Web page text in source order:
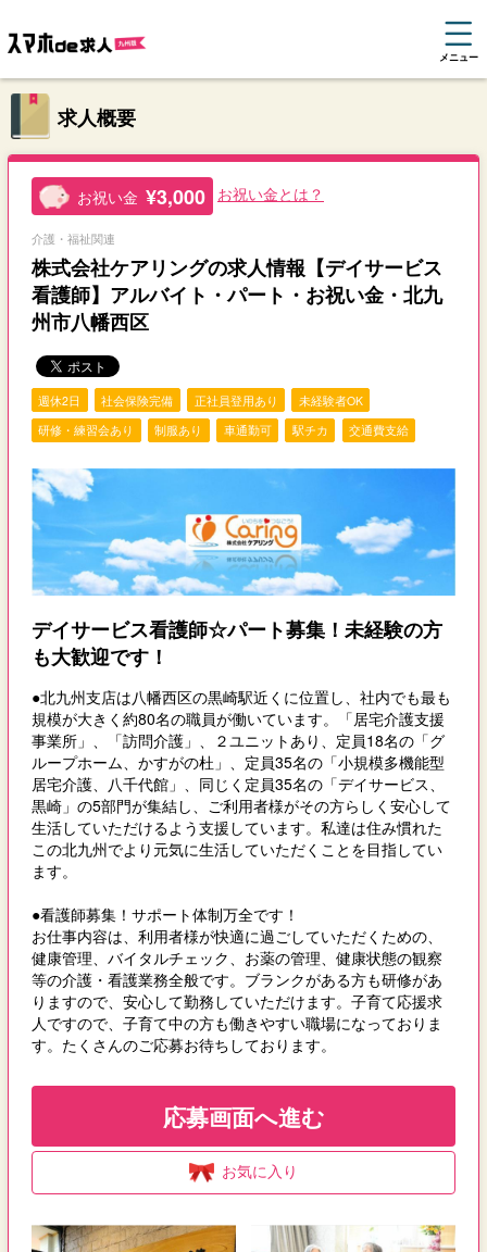
メニュー
求人概要
お祝い金 ¥3,000 お祝い金とは？
介護・福祉関連
株式会社ケアリングの求人情報【デイサービス
看護師】アルバイト・パート・お祝い金・北九
州市八幡西区
週休2日 社会保険完備 正社員登用あり
未経験者OK
研修・練習会あり
制服あり 車通勤可 駅チカ 交通費支給
デイサービス看護師☆パート募集！未経験の方
も大歓迎です！
●北九州支店は八幡西区の黒崎駅近くに位置し、社内でも最も
規模が大きく約80名の職員が働いています。「居宅介護支援
事業所」、「訪問介護」、２ユニットあり、定員18名の「グ
ループホーム、かすがの杜」、定員35名の「小規模多機能型
居宅介護、八千代館」、同じく定員35名の「デイサービス、
黒崎」の5部門が集結し、ご利用者様がその方らしく安心して
生活していただけるよう支援しています。私達は住み慣れた
この北九州でより元気に生活していただくことを目指してい
ます。
●看護師募集！サポート体制万全です！
お仕事内容は、利用者様が快適に過ごしていただくための、
健康管理、バイタルチェック、お薬の管理、健康状態の観察
等の介護・看護業務全般です。ブランクがある方も研修があ
りますので、安心して勤務していただけます。子育て応援求
人ですので、子育て中の方も働きやすい職場になっておりま
す。たくさんのご応募お待ちしております。
応募画面へ進む
お気に入り